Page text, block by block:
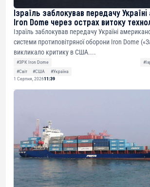
Ізраїль заблокував передачу
Iron Dome через острах витоку
Ізраїль заблокував передачу Україні
системи протиповітряної оборони Iron Dome
викликало критику в США....
#ЗРК Iron Dome
#Світ
#США
#Україна
1 Серпня, 202611:39